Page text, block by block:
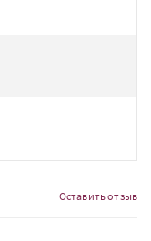
Оставить отзыв